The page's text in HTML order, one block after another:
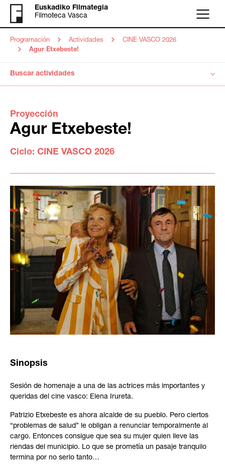
Euskadiko Filmategia
Filmoteca Vasca
Menú
Programación Actividades
CINE VASCO 2026
Agur Etxebeste!
Buscar actividades
Proyección
Agur Etxebeste!
Ciclo: CINE VASCO 2026
Sinopsis
Sesión de homenaje a una de las actrices más importantes y
queridas del cine vasco: Elena Irureta.
Patrizio Etxebeste es ahora alcalde de su pueblo. Pero ciertos
“problemas de salud” le obligan a renunciar temporalmente al
cargo. Entonces consigue que sea su mujer quien lleve las
riendas del municipio. Lo que se prometía un pasaje tranquilo
termina por no serlo tanto…